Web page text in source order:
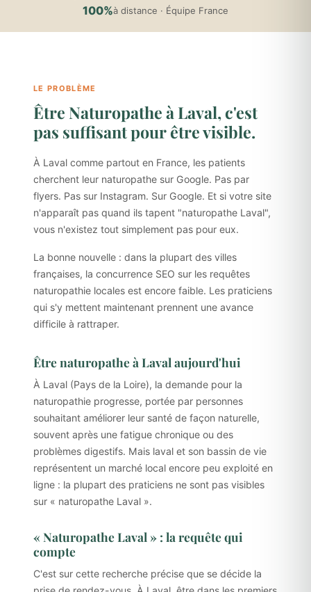
100%à distance · Équipe France
LE PROBLÈME
Être Naturopathe à Laval, c'est
pas suffisant pour être visible.
À Laval comme partout en France, les patients
cherchent leur naturopathe sur Google. Pas par
flyers. Pas sur Instagram. Sur Google. Et si votre site
n'apparaît pas quand ils tapent "naturopathe Laval",
vous n'existez tout simplement pas pour eux.
La bonne nouvelle : dans la plupart des villes
françaises, la concurrence SEO sur les requêtes
naturopathie locales est encore faible. Les praticiens
qui s'y mettent maintenant prennent une avance
difficile à rattraper.
Être naturopathe à Laval aujourd'hui
À Laval (Pays de la Loire), la demande pour la
naturopathie progresse, portée par personnes
souhaitant améliorer leur santé de façon naturelle,
souvent après une fatigue chronique ou des
problèmes digestifs. Mais laval et son bassin de vie
représentent un marché local encore peu exploité en
ligne : la plupart des praticiens ne sont pas visibles
sur « naturopathe Laval ».
« Naturopathe Laval » : la requête qui
compte
C'est sur cette recherche précise que se décide la